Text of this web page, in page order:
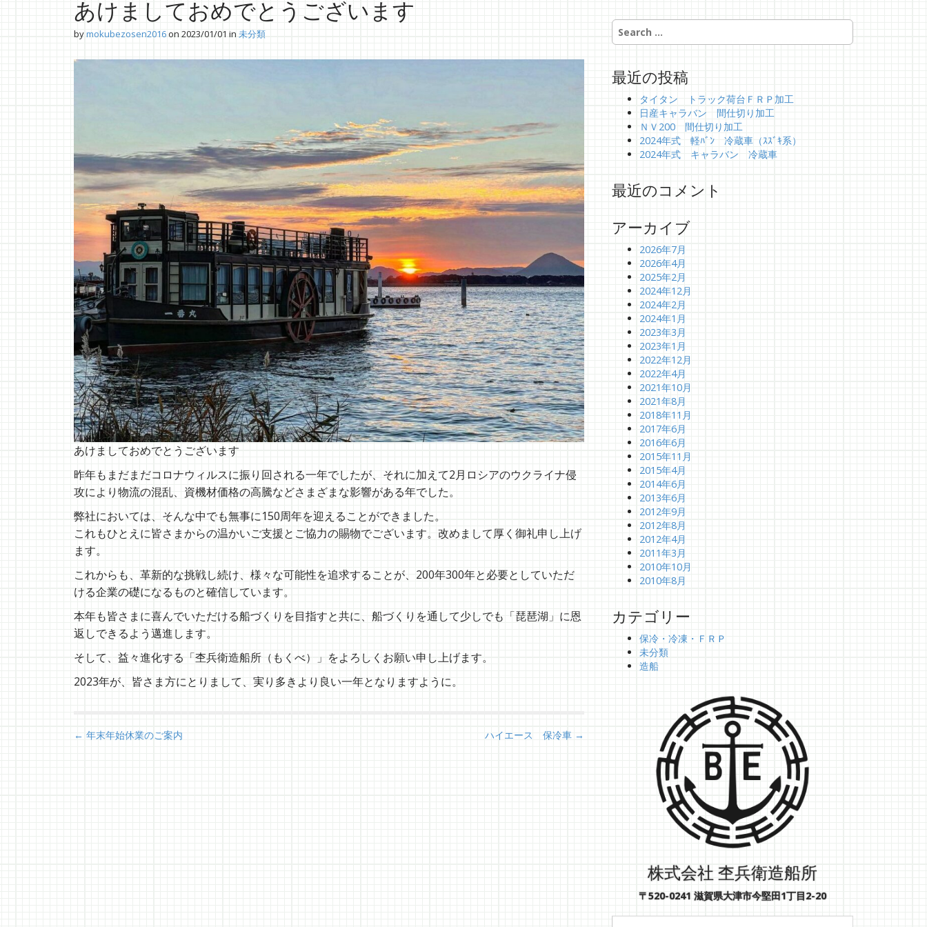
あけましておめでとうございます
bymokubezosen2016on 2023/01/01 in 未分類
あけましておめでとうございます
昨年もまだまだコロナウィルスに振り回される一年でしたが、それに加えて2月ロシアのウクライナ侵
攻により物流の混乱、資機材価格の高騰などさまざまな影響がある年でした。
弊社においては、そんな中でも無事に150周年を迎えることができました。
これもひとえに皆さまからの温かいご支援とご協力の賜物でございます。改めまして厚く御礼申し上げ
ます。
これからも、革新的な挑戦し続け、様々な可能性を追求することが、200年300年と必要としていただ
ける企業の礎になるものと確信しています。
本年も皆さまに喜んでいただける船づくりを目指すと共に、船づくりを通して少しでも「琵琶湖」に恩
返しできるよう邁進します。
そして、益々進化する「杢兵衛造船所（もくべ）」をよろしくお願い申し上げます。
2023年が、皆さま方にとりまして、実り多きより良い一年となりますように。
P
← 年末年始休業のご案内 ハイエース 保冷車 →
S
e
c
最近の投稿
タイタン トラック荷台ＦＲＰ加工
日産キャラバン 間仕切り加工
ＮＶ200 間仕切り加工
2024年式 軽ﾊﾞﾝ 冷蔵車（ｽｽﾞｷ系）
2024年式 キャラバン 冷蔵車
最近のコメント
アーカイブ
2026年7月
2026年4月
2025年2月
2024年12月
2024年2月
2024年1月
2023年3月
2023年1月
2022年12月
2022年4月
2021年10月
2021年8月
2018年11月
2017年6月
2016年6月
2015年11月
2015年4月
2014年6月
2013年6月
2012年9月
2012年8月
2012年4月
2011年3月
2010年10月
2010年8月
カテゴリー
保冷・冷凍・ＦＲＰ
未分類
造船
株式会社 杢兵衛造船所
〒520-0241 滋賀県大津市今堅田1丁目2-20